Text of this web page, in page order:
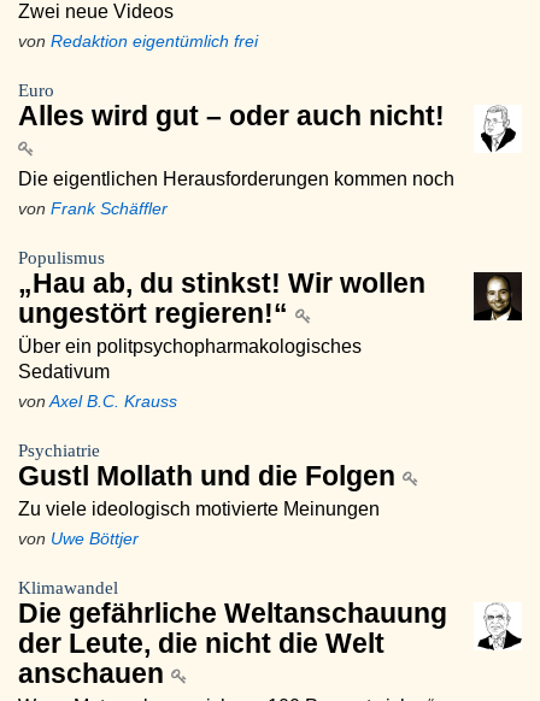
Zwei neue Videos
von Redaktion eigentümlich frei
Euro
Alles wird gut – oder auch nicht!
Die eigentlichen Herausforderungen kommen noch
von Frank Schäffler
Populismus
„Hau ab, du stinkst! Wir wollen
ungestört regieren!“
Über ein politpsychopharmakologisches
Sedativum
von Axel B.C. Krauss
Psychiatrie
Gustl Mollath und die Folgen
Zu viele ideologisch motivierte Meinungen
von Uwe Böttjer
Klimawandel
Die gefährliche Weltanschauung
der Leute, die nicht die Welt
anschauen